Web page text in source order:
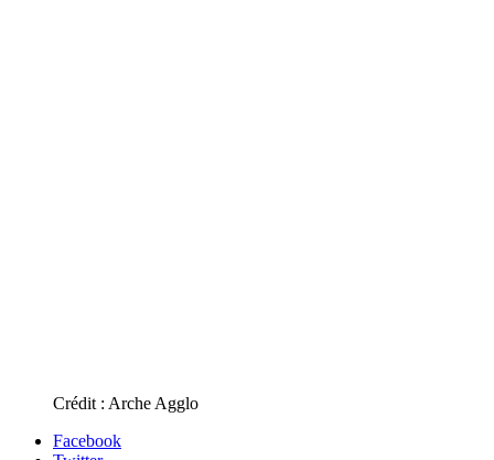
Crédit : Arche Agglo
Facebook